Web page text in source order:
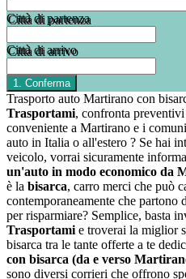
Città di partenza
Città di arrivo
Trasporto auto Martirano con
Trasportami, confronta
conveniente a Martirano e i
auto in Italia o all'estero ? Se hai
veicolo, vorrai sicuramente
un'auto in modo economico da
è la bisarca, carro merci che può
contemporaneamente che partono
per risparmiare? Semplice, basta
Trasportami e troverai la miglior
bisarca tra le tante offerte a te
con bisarca (da e verso
sono diversi corrieri che offrono